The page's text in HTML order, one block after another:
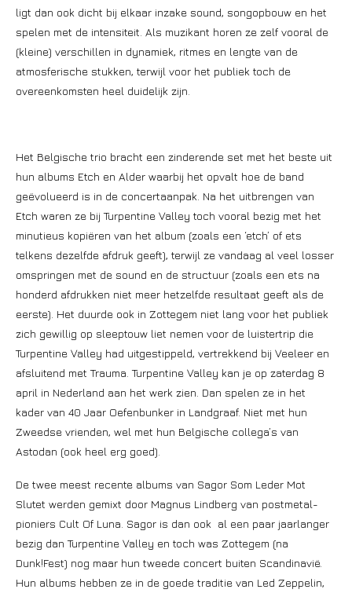
ligt dan ook dicht bij elkaar inzake sound, songopbouw en het
spelen met de intensiteit. Als muzikant horen ze zelf vooral de
(kleine) verschillen in dynamiek, ritmes en lengte van de
atmosferische stukken, terwijl voor het publiek toch de
overeenkomsten heel duidelijk zijn.
Het Belgische trio bracht een zinderende set met het beste uit
hun albums Etch en Alder waarbij het opvalt hoe de band
geëvolueerd is in de concertaanpak. Na het uitbrengen van
Etch waren ze bij Turpentine Valley toch vooral bezig met het
minutieus kopiëren van het album (zoals een ‘etch’ of ets
telkens dezelfde afdruk geeft), terwijl ze vandaag al veel losser
omspringen met de sound en de structuur (zoals een ets na
honderd afdrukken niet meer hetzelfde resultaat geeft als de
eerste). Het duurde ook in Zottegem niet lang voor het publiek
zich gewillig op sleeptouw liet nemen voor de luistertrip die
Turpentine Valley had uitgestippeld, vertrekkend bij Veeleer en
afsluitend met Trauma. Turpentine Valley kan je op zaterdag 8
april in Nederland aan het werk zien. Dan spelen ze in het
kader van 40 Jaar Oefenbunker in Landgraaf. Niet met hun
Zweedse vrienden, wel met hun Belgische collega’s van
Astodan (ook heel erg goed).
De twee meest recente albums van Sagor Som Leder Mot
Slutet werden gemixt door Magnus Lindberg van postmetal-
pioniers Cult Of Luna. Sagor is dan ook al een paar jaarlanger
bezig dan Turpentine Valley en toch was Zottegem (na
Dunk!Fest) nog maar hun tweede concert buiten Scandinavië.
Hun albums hebben ze in de goede traditie van Led Zeppelin,